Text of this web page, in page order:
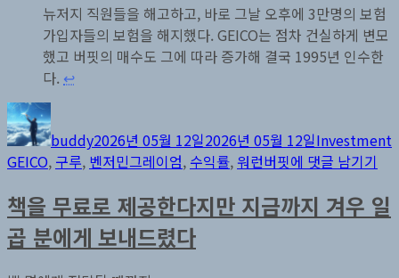
뉴저지 직원들을 해고하고, 바로 그날 오후에 3만명의 보험
가입자들의 보험을 해지했다. GEICO는 점차 건실하게 변모
했고 버핏의 매수도 그에 따라 증가해 결국 1995년 인수한
다. ↩︎
글
쓴
이
buddy성
일
자
2026년 05월 12일2026년 05월 12일테
고
리
Investment
GEICO, 구루, 벤저민그레이엄, 수익률, 워런버핏벤
민
그
에 댓글 남기기
책을 무료로 제공한다지만 지금까지 겨우 일
곱 분에게 보내드렸다